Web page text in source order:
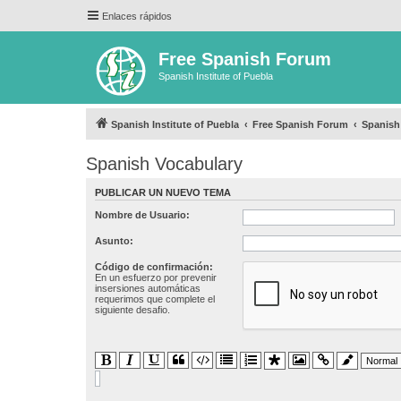
Enlaces rápidos
Free Spanish Forum
Spanish Institute of Puebla
Spanish Institute of Puebla Free Spanish Forum
Spanish Vocabulary
PUBLICAR UN NUEVO TEMA
Nombre de Usuario:
Asunto:
Código de confirmación:
En un esfuerzo por prevenir
insersiones automáticas
requerimos que complete el
siguiente desafio.